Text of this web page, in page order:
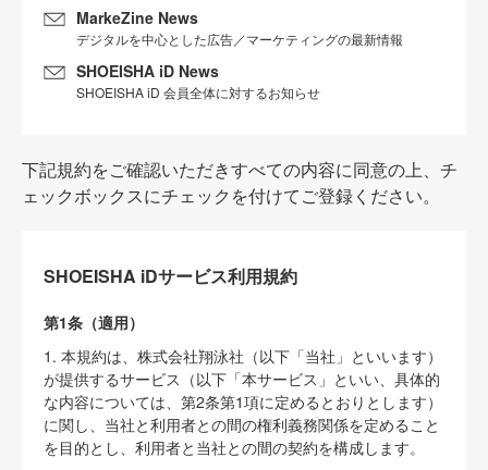
MarkeZine News
デジタルを中心とした広告／マーケティングの最新情報
SHOEISHA iD News
SHOEISHA iD 会員全体に対するお知らせ
下記規約をご確認いただきすべての内容に同意の上、チ
ェックボックスにチェックを付けてご登録ください。
SHOEISHA iDサービス利用規約
第1条（適用）
1. 本規約は、株式会社翔泳社（以下「当社」といいます）
が提供するサービス（以下「本サービス」といい、具体的
な内容については、第2条第1項に定めるとおりとします）
に関し、当社と利用者との間の権利義務関係を定めること
を目的とし、利用者と当社との間の契約を構成します。